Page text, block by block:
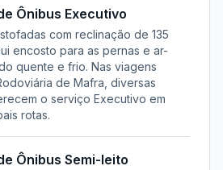
Ônibus Executivo
com reclinação de 135
encosto para as pernas e ar-
quente e frio. Nas viagens
de Mafra , diversas
o serviço Executivo em
rotas.
Ônibus Semi-leito